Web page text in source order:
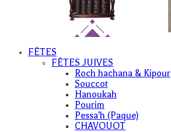
FÊTES
FÊTES JUIVES
Roch hachana & Kipour
Souccot
Hanoukah
Pourim
Pessa'h (Paque)
CHAVOUOT